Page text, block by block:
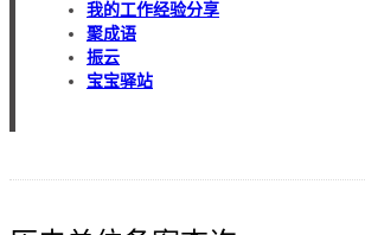
我的工作经验分享
聚成语
振云
宝宝驿站